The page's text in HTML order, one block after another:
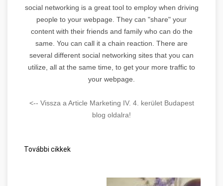
social networking is a great tool to employ when driving
people to your webpage. They can "share" your
content with their friends and family who can do the
same. You can call it a chain reaction. There are
several different social networking sites that you can
utilize, all at the same time, to get your more traffic to
your webpage.
<-- Vissza a Article Marketing IV. 4. kerület Budapest
blog oldalra!
További cikkek